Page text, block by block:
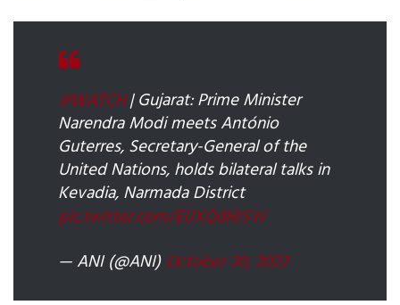
#WATCH| Gujarat: Prime Minister
Narendra Modi meets António
Guterres, Secretary-General of the
United Nations, holds bilateral talks in
Kevadia, Narmada District
pic.twitter.com/ElJXQdHISW
— ANI (@ANI) October 20, 2022